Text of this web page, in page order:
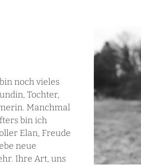
noch vieles
Tochter,
Manchmal
bin ich
Elan, Freude
neue
Ihre Art, uns